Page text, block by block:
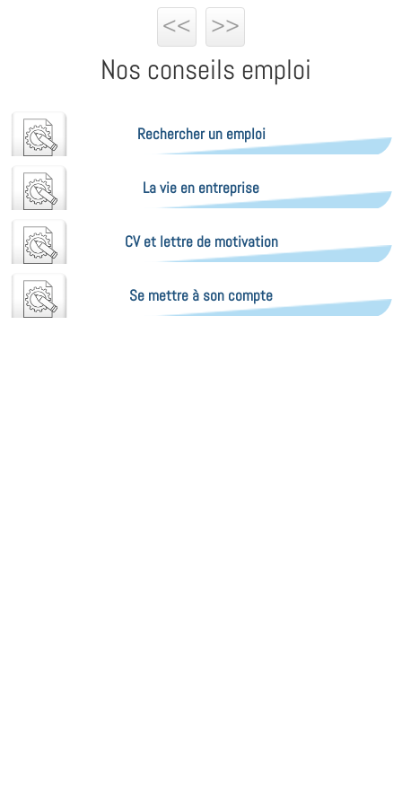
<<
>>
Nos conseils emploi
Rechercher un emploi
La vie en entreprise
CV et lettre de motivation
Se mettre à son compte